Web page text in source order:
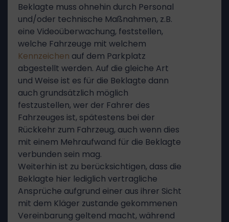
Beklagte muss ohnehin durch Personal
und/oder technische Maßnahmen, z.B.
eine Videoüberwachung, feststellen,
welche Fahrzeuge mit welchem
Kennzeichen auf dem Parkplatz
abgestellt werden. Auf die gleiche Art
und Weise ist es für die Beklagte dann
auch grundsätzlich möglich
festzustellen, wer der Fahrer des
Fahrzeuges ist, spätestens bei der
Rückkehr zum Fahrzeug, auch wenn dies
mit einem Mehraufwand für die Beklagte
verbunden sein mag.
Weiterhin ist zu berücksichtigen, dass die
Beklagte hier lediglich vertragliche
Ansprüche aufgrund einer aus ihrer Sicht
mit dem Kläger zustande gekommenen
Vereinbarung geltend macht, während